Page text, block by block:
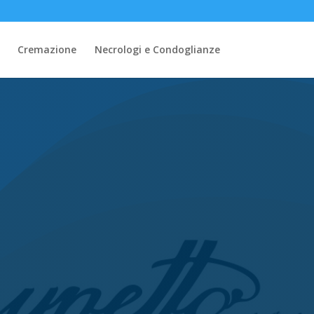
Cremazione Necrologi e Condoglianze